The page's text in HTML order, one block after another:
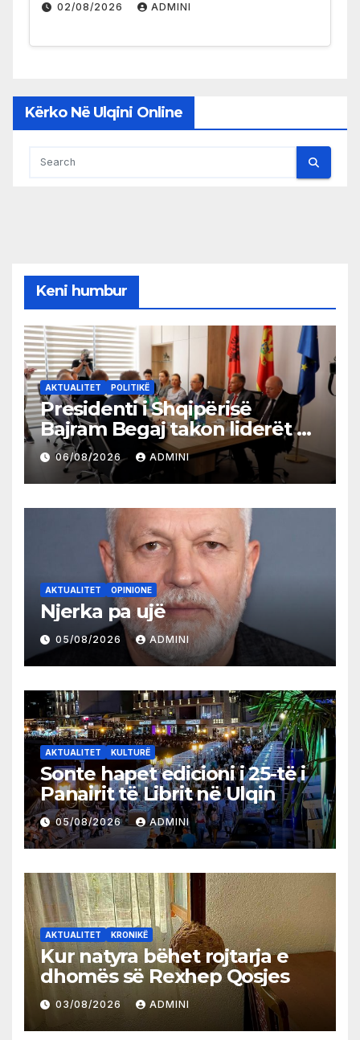
02/08/2026 ADMINI
Kërko Në Ulqini Online
Keni humbur
AKTUALITET POLITIKË
Presidenti i Shqipërisë
Bajram Begaj takon liderët e
partive shqiptare në Ulqin
06/08/2026 ADMINI
AKTUALITET OPINIONE
Njerka pa ujë
05/08/2026 ADMINI
AKTUALITET KULTURË
Sonte hapet edicioni i 25-të i
Panairit të Librit në Ulqin
05/08/2026 ADMINI
AKTUALITET KRONIKË
Kur natyra bëhet rojtarja e
dhomës së Rexhep Qosjes
03/08/2026 ADMINI